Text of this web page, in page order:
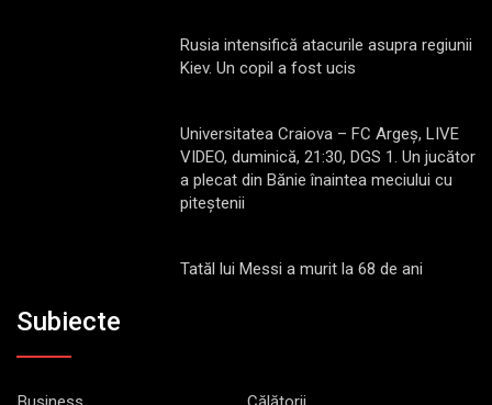
Rusia intensifică atacurile asupra regiunii
Kiev. Un copil a fost ucis
Universitatea Craiova – FC Argeș, LIVE
VIDEO, duminică, 21:30, DGS 1. Un jucător
a plecat din Bănie înaintea meciului cu
piteștenii
Tatăl lui Messi a murit la 68 de ani
Subiecte